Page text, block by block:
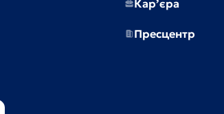
Кар’єра
Пресцентр